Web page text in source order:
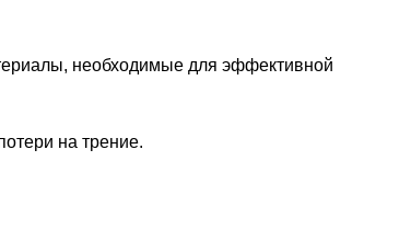
необходимые для эффективной
на трение.